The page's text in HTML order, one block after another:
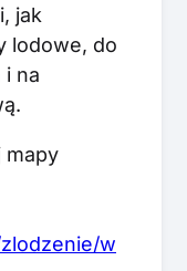
jak
lodowe, do
na
mapy
w